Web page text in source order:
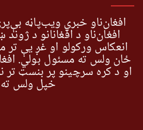
افغان‌ناو خبري ویب‌پاڼه
افغان‌ناو د افغانانو د
انعکاس ورکولو او غږ یې
ځان ولس ته مسئول بولي.
او د کره سرچینو پر بنسټ
خپل ولس